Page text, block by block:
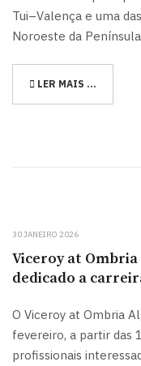
Tui–Valença e uma
Noroeste da
LER MAIS …
30 JANEIRO 2026
Viceroy at
dedicado a
O Viceroy at Ombria
fevereiro, a partir das
profissionais